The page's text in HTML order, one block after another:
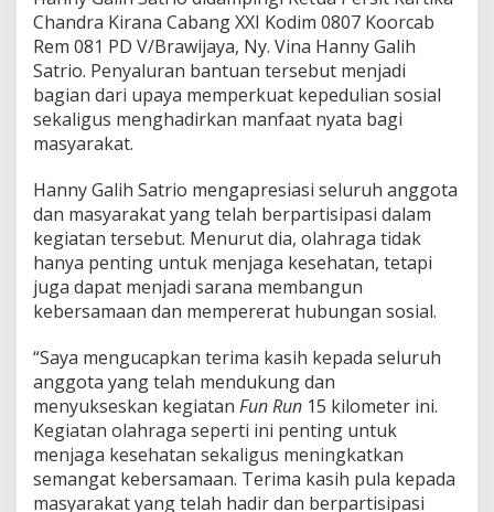
Chandra Kirana Cabang XXI Kodim 0807 Koorcab
Rem 081 PD V/Brawijaya, Ny. Vina Hanny Galih
Satrio. Penyaluran bantuan tersebut menjadi
bagian dari upaya memperkuat kepedulian sosial
sekaligus menghadirkan manfaat nyata bagi
masyarakat.
Hanny Galih Satrio mengapresiasi seluruh anggota
dan masyarakat yang telah berpartisipasi dalam
kegiatan tersebut. Menurut dia, olahraga tidak
hanya penting untuk menjaga kesehatan, tetapi
juga dapat menjadi sarana membangun
kebersamaan dan mempererat hubungan sosial.
“Saya mengucapkan terima kasih kepada seluruh
anggota yang telah mendukung dan
menyukseskan kegiatan Fun Run 15 kilometer ini.
Kegiatan olahraga seperti ini penting untuk
menjaga kesehatan sekaligus meningkatkan
semangat kebersamaan. Terima kasih pula kepada
masyarakat yang telah hadir dan berpartisipasi